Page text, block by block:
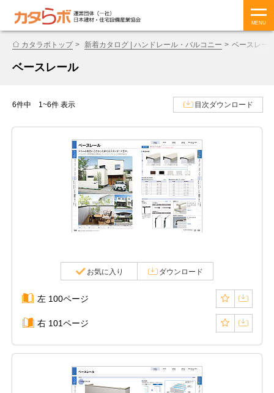
MENU
カタラボトップ 新着カタログ | ハンドレール・バルコニー ベースレー
ベースレール
6件中 1~6件 表示 目次ダウンロード
お気に入り ダウンロード
左 100ページ
右 101ページ